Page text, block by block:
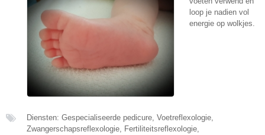
loop je nadien vol
energie op wolkjes.
Diensten: Gespecialiseerde pedicure, Voetreflexologie,
Zwangerschapsreflexologie, Fertiliteitsreflexologie,